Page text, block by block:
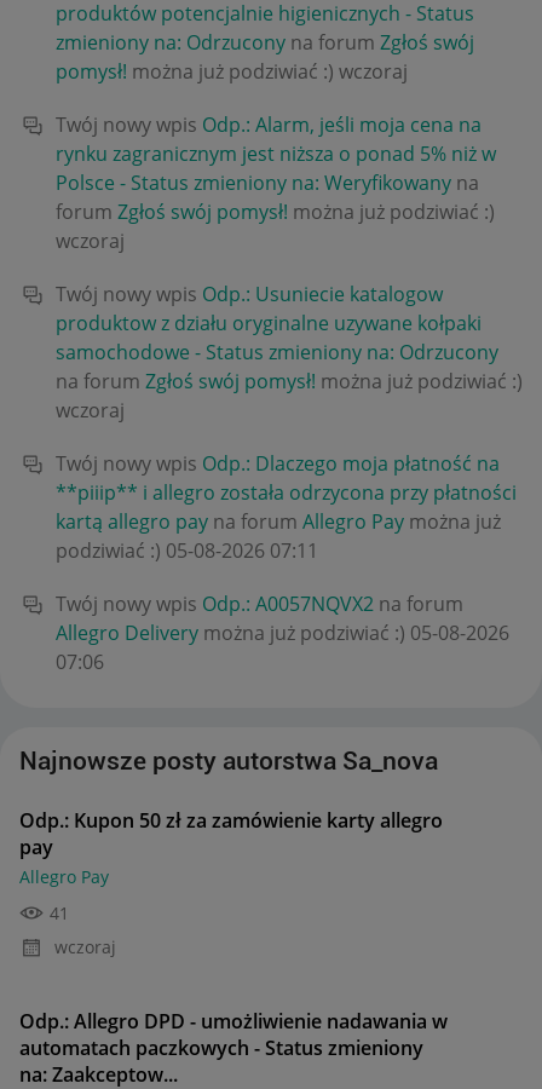
produktów potencjalnie higienicznych - Status
zmieniony na: Odrzucony na forum Zgłoś swój
pomysł! można już podziwiać :) wczoraj
Twój nowy wpis Odp.: Alarm, jeśli moja cena na
rynku zagranicznym jest niższa o ponad 5% niż w
Polsce - Status zmieniony na: Weryfikowany na
forum Zgłoś swój pomysł! można już podziwiać :)
wczoraj
Twój nowy wpis Odp.: Usuniecie katalogow
produktow z działu oryginalne uzywane kołpaki
samochodowe - Status zmieniony na: Odrzucony
na forum Zgłoś swój pomysł! można już podziwiać :)
wczoraj
Twój nowy wpis Odp.: Dlaczego moja płatność na
**piiip** i allegro została odrzycona przy płatności
kartą allegro pay na forum Allegro Pay można już
podziwiać :) ‎05-08-2026 07:11
Twój nowy wpis Odp.: A0057NQVX2 na forum
Allegro Delivery można już podziwiać :) ‎05-08-2026
07:06
Najnowsze posty autorstwa Sa_nova
Odp.: Kupon 50 zł za zamówienie karty allegro
pay
Allegro Pay
41
wczoraj
Odp.: Allegro DPD - umożliwienie nadawania w
automatach paczkowych - Status zmieniony
na: Zaakceptow...